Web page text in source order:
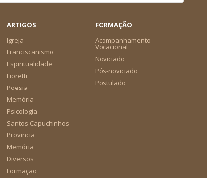
ARTIGOS
Igreja
Franciscanismo
Espiritualidade
Fioretti
Poesia
Memória
Psicologia
Santos Capuchinhos
Provincia
Memória
Diversos
Formação
FORMAÇÃO
Acompanhamento
Vocacional
Noviciado
Pós-noviciado
Postulado